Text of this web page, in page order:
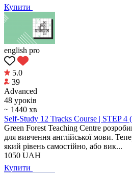
Купити
english pro
5.0
39
Аdvanced
48 уроків
~ 1440 хв
Self-Study 12 Tracks Course | STEP 4
Green Forest Teaching Centre
для вивчення англійської мови.
який рівень самостійно, або вик...
1050 UAH
Купити